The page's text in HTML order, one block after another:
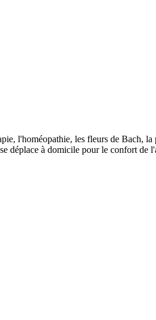
l'homéopathie, les fleurs de Bach,
à domicile pour le confort de